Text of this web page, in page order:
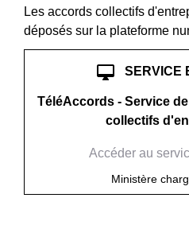
Les accords collectifs
déposés sur la plateforme
desktop_mac SERVICE
TéléAccords - Service
collectifs
Accéder au
Ministère